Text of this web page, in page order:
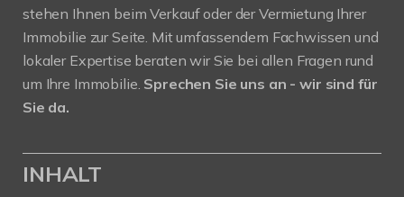
stehen Ihnen beim Verkauf oder der Vermietung Ihrer
Immobilie zur Seite. Mit umfassendem Fachwissen und
lokaler Expertise beraten wir Sie bei allen Fragen rund
um Ihre Immobilie. Sprechen Sie uns an - wir sind für
Sie da.
INHALT